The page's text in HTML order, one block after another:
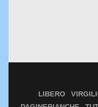
LIBERO